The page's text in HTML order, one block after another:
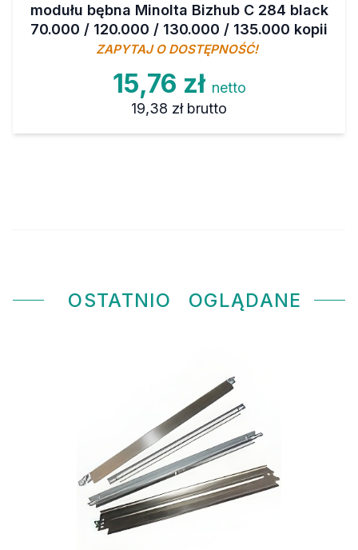
modułu bębna Minolta Bizhub C 284 black
70.000 / 120.000 / 130.000 / 135.000 kopii
ZAPYTAJ O DOSTĘPNOŚĆ!
15,76 zł netto
19,38 zł brutto
OSTATNIO OGLĄDANE